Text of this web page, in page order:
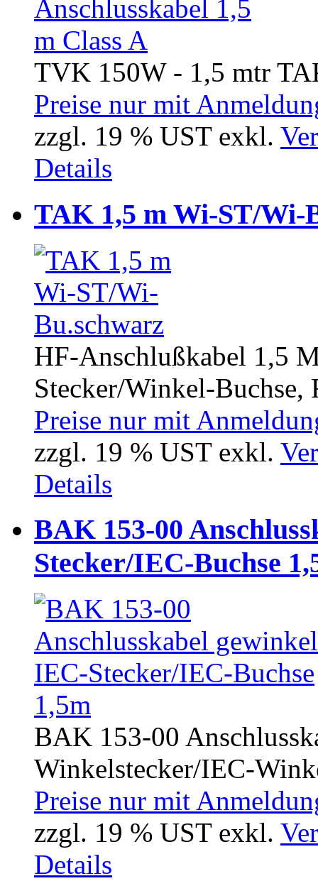
TVK 150W - 1,5 mtr
Preise nur mit
zzgl. 19 % UST exkl.
Details
TAK 1,5 m Wi-ST/Wi-
HF-Anschlußkabel 1,5
Stecker/Winkel-Buchse,
Preise nur mit
zzgl. 19 % UST exkl.
Details
BAK 153-00
Stecker/IEC-Buchse
BAK 153-00
Winkelstecker/IEC-
Preise nur mit
zzgl. 19 % UST exkl.
Details